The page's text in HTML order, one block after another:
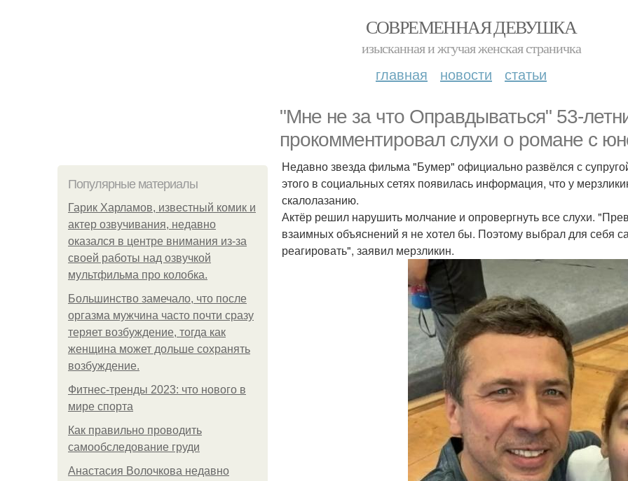
СОВРЕМЕННАЯ ДЕВУШКА
изысканная и жгучая женская страничка
главная новости статьи
"Мне не за что Оправдываться" 53-
прокомментировал слухи о романе с
Популярные материалы
Гарик Харламов, известный комик и
актер озвучивания, недавно
оказался в центре внимания из-за
своей работы над озвучкой
мультфильма про колобка.
Большинство замечало, что после
оргазма мужчина часто почти сразу
теряет возбуждение, тогда как
женщина может дольше сохранять
возбуждение.
Фитнес-тренды 2023: что нового в
мире спорта
Как правильно проводить
самообследование груди
Анастасия Волочкова недавно
Недавно звезда фильма "Бумер" официально развёлся с
этого в социальных сетях появилась информация, что у
скалолазанию.
Актёр решил нарушить молчание и опровергнуть все слухи.
взаимных объяснений я не хотел бы. Поэтому выбрал для себя
реагировать", заявил мерзликин.